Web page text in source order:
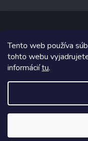
Tento web používa
tohto webu
informáciítu.
Copyright 2026
Grafický návrh vytvoril a